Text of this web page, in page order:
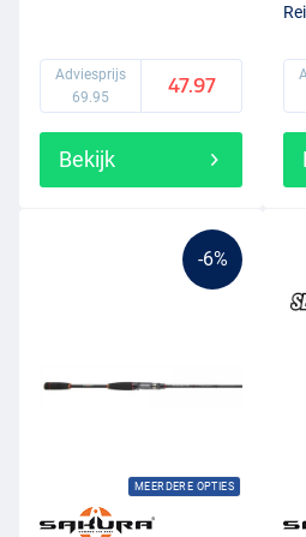
Adviesprijs
69.95
47.97
Bekijk
-6%
MEERDERE OPTIES